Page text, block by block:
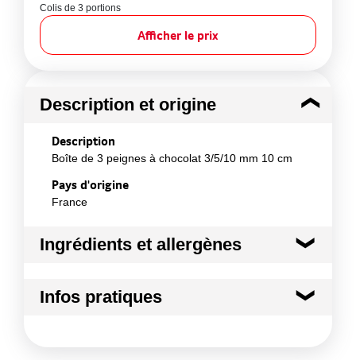
Colis de 3 portions
Afficher le prix
Description et origine
Description
Boîte de 3 peignes à chocolat 3/5/10 mm 10 cm
Pays d'origine
France
Ingrédients et allergènes
Matière principale : Acier inoxydable
Infos pratiques